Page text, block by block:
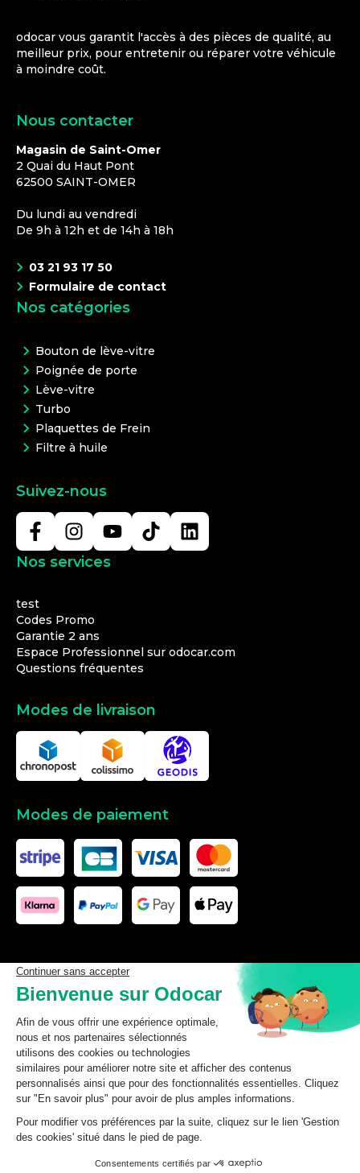
odocar vous garantit l'accès à des pièces de qualité, au
meilleur prix, pour entretenir ou réparer votre véhicule
à moindre coût.
Nous contacter
Magasin de Saint-Omer
2 Quai du Haut Pont
62500 SAINT-OMER
Du lundi au vendredi
De 9h à 12h et de 14h à 18h
03 21 93 17 50
Formulaire de contact
Nos catégories
Bouton de lève-vitre
Poignée de porte
Lève-vitre
Turbo
Plaquettes de Frein
Filtre à huile
Suivez-nous
Nos services
test
Codes Promo
Garantie 2 ans
Espace Professionnel sur odocar.com
Questions fréquentes
Modes de livraison
Modes de paiement
Les données affichées ici, particulièrement la base de donnée
complète, ne doivent pas être copiées. Il est interdit d’exploiter les
données ou la base de données complète, de laisser un tiers les
exploiter, ni de les rendre accessible à un tiers, sans accord
préalable de TecDoc. Toute infraction constitue une violation des
droits d’auteur et fera l’objet de poursuites.
odocar2026©
CGV Particuliers
CGV Professionnels
Données personnelles